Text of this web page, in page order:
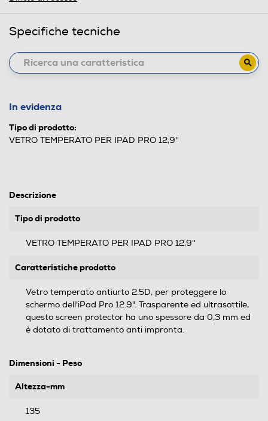
Specifiche tecniche
In evidenza
Tipo di prodotto:
VETRO TEMPERATO PER IPAD PRO 12,9''
Descrizione
Tipo di prodotto
VETRO TEMPERATO PER IPAD PRO 12,9''
Caratteristiche prodotto
Vetro temperato antiurto 2.5D, per proteggere lo
schermo dell'iPad Pro 12.9". Trasparente ed ultrasottile,
questo screen protector ha uno spessore da 0,3 mm ed
è dotato di trattamento anti impronta.
Dimensioni - Peso
Altezza-mm
135